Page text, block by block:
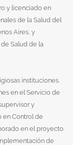
y licenciado en
de la Salud del
Aires, y
Salud de la
instituciones.
en el Servicio de
y
en Control de
en el proyecto
de